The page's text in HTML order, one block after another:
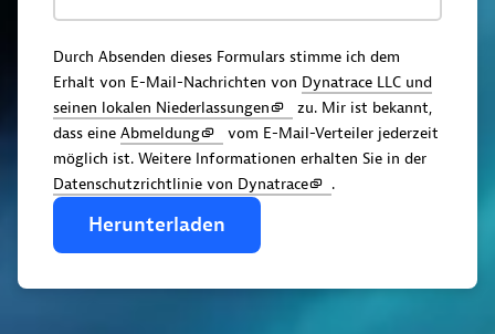
Durch Absenden dieses Formulars stimme ich dem
Erhalt von E-Mail-Nachrichten von Dynatrace LLC und
seinen lokalen Niederlassungen
zu. Mir ist bekannt,
dass eine Abmeldung
vom E-Mail-Verteiler jederzeit
möglich ist. Weitere Informationen erhalten Sie in der
Datenschutzrichtlinie von Dynatrace
.
Herunterladen